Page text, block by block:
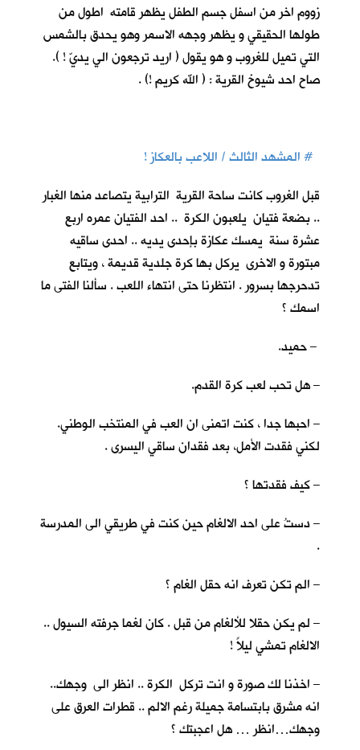
زووم اخر من اسفل جسم الطفل يظهر قامته اطول من
طولها الحقيقي و يظهر وجهه الاسمر وهو يحدق بالشمس
التي تميل للغروب و هو يقول ( اريد ترجعون الي يديّ ! ).
صاح احد شيوخ القرية : ( الله كريم !) .
# المشهد الثالث / اللاعب بالعكاز !
قبل الغروب كانت ساحة القرية الترابية يتصاعد منها الغبار
.. بضعة فتيان يلعبون الكرة .. احد الفتيان عمره اربع
عشرة سنة يمسك عكازة بإحدى يديه .. احدى ساقيه
مبتورة و الاخرى يركل بها كرة جلدية قديمة ، ويتابع
تدحرجها بسرور . انتظرنا حتى انتهاء اللعب . سألنا الفتى ما
اسمك ؟
– حميد.
– هل تحب لعب كرة القدم.
– احبها جدا ، كنت اتمنى ان العب في المنتخب الوطني.
لكني فقدت الأمل، بعد فقدان ساقي اليسرى .
– كيف فقدتها ؟
– دستُ على احد الالغام حين كنت في طريقي الى المدرسة
.
– الم تكن تعرف انه حقل الغام ؟
– لم يكن حقلا للألغام من قبل . كان لغما جرفته السيول ..
الالغام تمشي ليلاً !
– اخذنا لك صورة و انت تركل الكرة .. انظر الى وجهك..
انه مشرق بابتسامة جميلة رغم الالم .. قطرات العرق على
وجهك…انظر … هل اعجبتك ؟